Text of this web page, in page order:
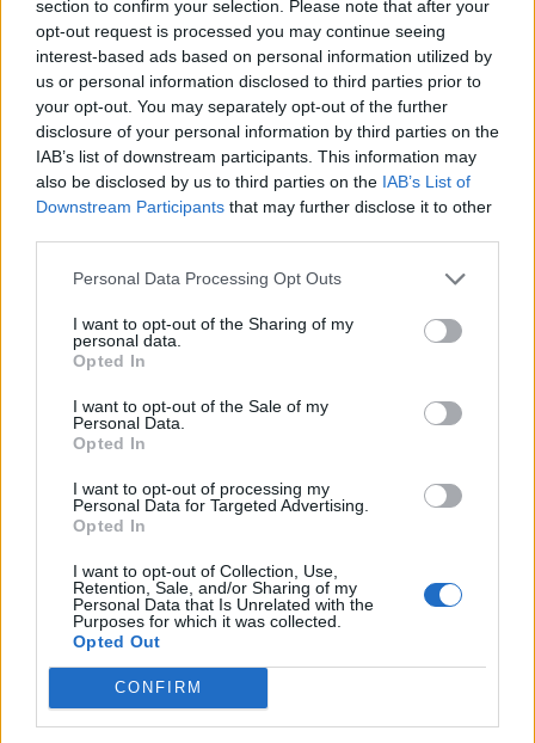
section to confirm your selection. Please note that after your
opt-out request is processed you may continue seeing
interest-based ads based on personal information utilized by
us or personal information disclosed to third parties prior to
your opt-out. You may separately opt-out of the further
disclosure of your personal information by third parties on the
IAB’s list of downstream participants. This information may
also be disclosed by us to third parties on the IAB’s List of
Downstream Participants that may further disclose it to other
Personal Data Processing Opt Outs
I want to opt-out of the Sharing of my
personal data.
Opted In
I want to opt-out of the Sale of my
Personal Data.
Opted In
I want to opt-out of processing my
Personal Data for Targeted Advertising.
Opted In
I want to opt-out of Collection, Use,
Retention, Sale, and/or Sharing of my
Personal Data that Is Unrelated with the
Purposes for which it was collected.
Opted Out
CONFIRM
Minősítés
Hogyan lehet minősített
kutyabarát helyed?
Tudj meg többet
Javasolj egy kutyabarát helyet!